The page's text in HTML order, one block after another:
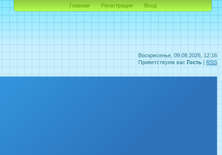
Воскресенье, 09.08.2026, 12:16
Приветствуем вас Гость | RSS
Главная Регистрация Вход